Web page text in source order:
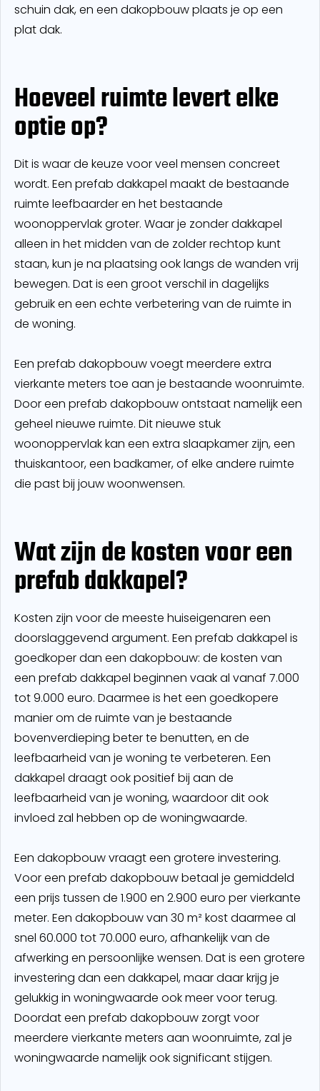
schuin dak, en een dakopbouw plaats je op een
plat dak.
Hoeveel ruimte levert elke
optie op?
Dit is waar de keuze voor veel mensen concreet
wordt. Een prefab dakkapel maakt de bestaande
ruimte leefbaarder en het bestaande
woonoppervlak groter. Waar je zonder dakkapel
alleen in het midden van de zolder rechtop kunt
staan, kun je na plaatsing ook langs de wanden vrij
bewegen. Dat is een groot verschil in dagelijks
gebruik en een echte verbetering van de ruimte in
de woning.
Een prefab dakopbouw voegt meerdere extra
vierkante meters toe aan je bestaande woonruimte.
Door een prefab dakopbouw ontstaat namelijk een
geheel nieuwe ruimte. Dit nieuwe stuk
woonoppervlak kan een extra slaapkamer zijn, een
thuiskantoor, een badkamer, of elke andere ruimte
die past bij jouw woonwensen.
Wat zijn de kosten voor een
prefab dakkapel?
Kosten zijn voor de meeste huiseigenaren een
doorslaggevend argument. Een prefab dakkapel is
goedkoper dan een dakopbouw: de kosten van
een prefab dakkapel beginnen vaak al vanaf 7.000
tot 9.000 euro. Daarmee is het een goedkopere
manier om de ruimte van je bestaande
bovenverdieping beter te benutten, en de
leefbaarheid van je woning te verbeteren. Een
dakkapel draagt ook positief bij aan de
leefbaarheid van je woning, waardoor dit ook
invloed zal hebben op de woningwaarde.
Een dakopbouw vraagt een grotere investering.
Voor een prefab dakopbouw betaal je gemiddeld
een prijs tussen de 1.900 en 2.900 euro per vierkante
meter. Een dakopbouw van 30 m² kost daarmee al
snel 60.000 tot 70.000 euro, afhankelijk van de
afwerking en persoonlijke wensen. Dat is een grotere
investering dan een dakkapel, maar daar krijg je
gelukkig in woningwaarde ook meer voor terug.
Doordat een prefab dakopbouw zorgt voor
meerdere vierkante meters aan woonruimte, zal je
woningwaarde namelijk ook significant stijgen.